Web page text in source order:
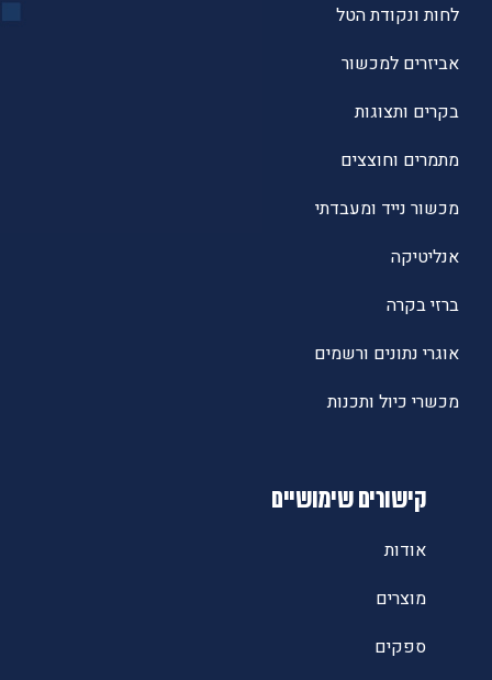
לחות ונקודת הטל
אביזרים למכשור
בקרים ותצוגות
מתמרים וחוצצים
מכשור נייד ומעבדתי
אנליטיקה
ברזי בקרה
אוגרי נתונים ורשמים
מכשרי כיול ותכנות
קישורים שימושיים
אודות
מוצרים
ספקים